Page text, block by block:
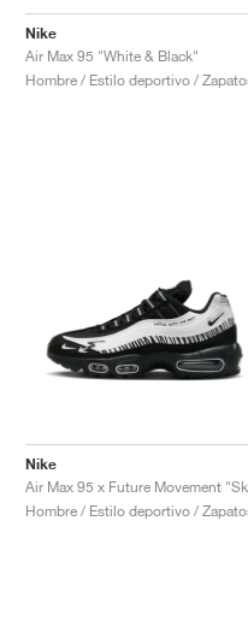
Nike
Air Max 95 "White & Black"
Hombre / Estilo deportivo /
Nike
Hombre / Estilo deportivo /